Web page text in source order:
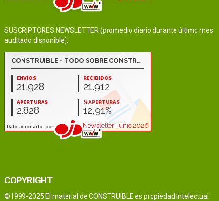
SUSCRIPTORES NEWSLETTER (promedio diario durante último mes
auditado disponible):
COPYRIGHT
©1999-2025 El material de CONSTRUIBLE es propiedad intelectual